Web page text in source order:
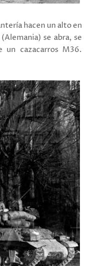
hacen un alto en
se abra, se
un cazacarros M36.